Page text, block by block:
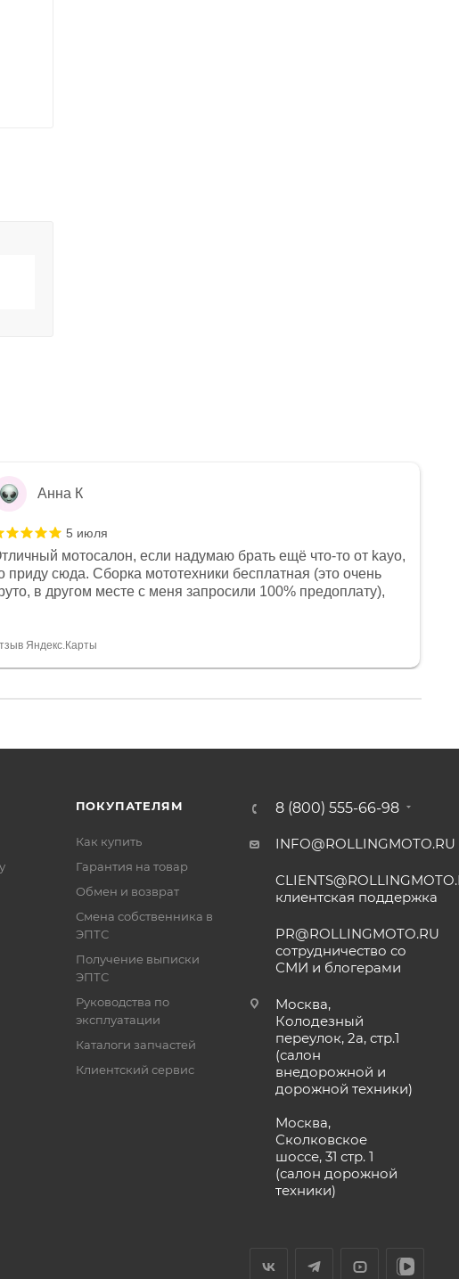
Анна К
5 июля
мотосалон, если надумаю брать ещё что-то от kayo,
приду сюда. Сборка мототехники бесплатная (это очень
в другом месте с меня запросили 100% предоплату),
отдельное, всегда на связи, очень детально всё
Яндекс.Карты
ПОКУПАТЕЛЯМ
Как купить
Гарантия на товар
Обмен и возврат
Смена собственника в
ЭПТС
Получение выписки
ЭПТС
Руководства по
эксплуатации
Каталоги запчастей
Клиентский сервис
8 (800) 555-66-98
INFO@ROLLINGMOTO.RU
клиентская поддержка
PR@ROLLINGMOTO.RU
сотрудничество со
СМИ и блогерами
Москва,
Колодезный
переулок, 2а, стр.1
(салон
внедорожной и
дорожной техники)
Москва,
Сколковское
шоссе, 31 стр. 1
(салон дорожной
техники)